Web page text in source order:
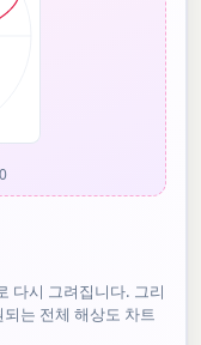
다시 그려집니다. 그리
는 전체 해상도 차트